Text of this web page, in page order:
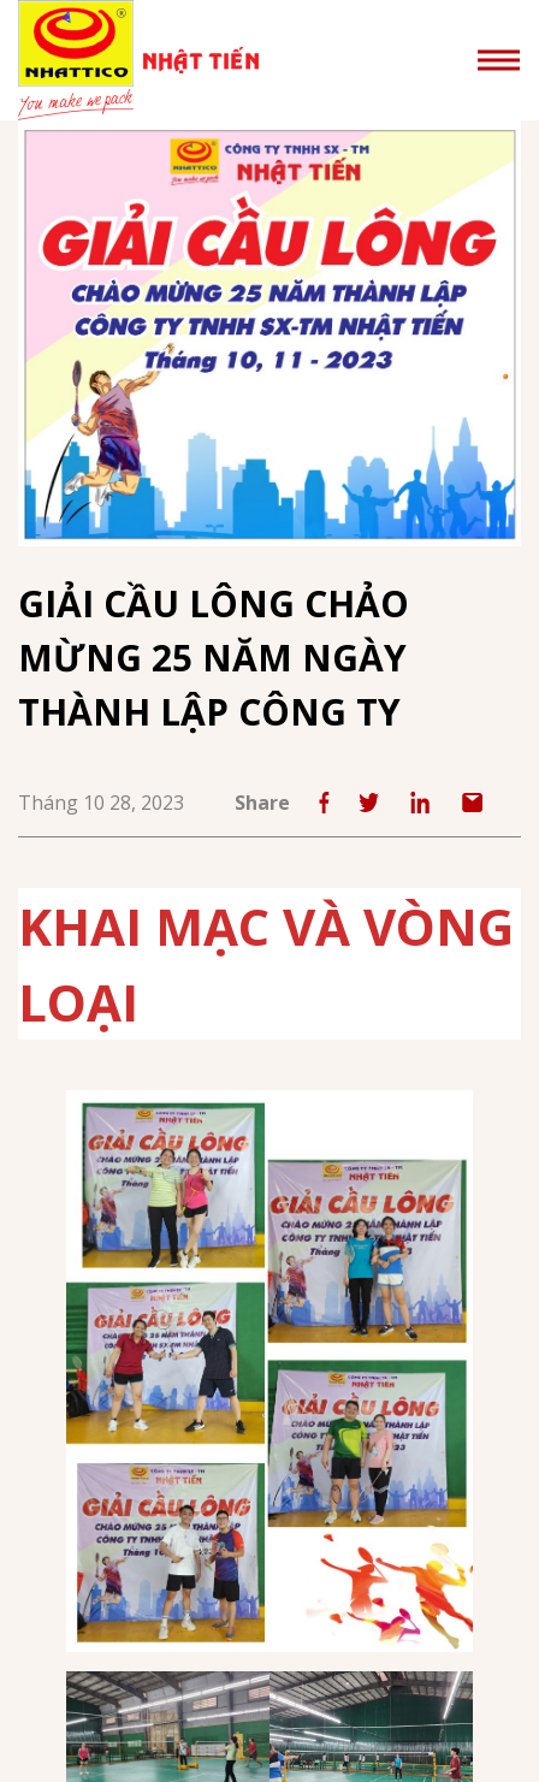
GIẢI CẦU LÔNG CHẢO
MỪNG 25 NĂM NGÀY
THÀNH LẬP CÔNG TY
Tháng 10 28, 2023 Share
KHAI MẠC VÀ VÒNG
LOẠI